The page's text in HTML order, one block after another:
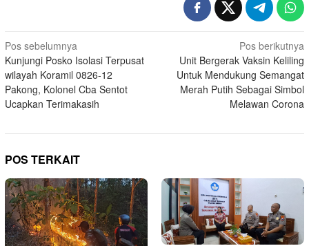
Navigasi
pos
Pos sebelumnya
Kunjungi Posko Isolasi Terpusat
wilayah Koramil 0826-12
Pakong, Kolonel Cba Sentot
Ucapkan Terimakasih
Pos berikutnya
Unit Bergerak Vaksin Keliling
Untuk Mendukung Semangat
Merah Putih Sebagai Simbol
Melawan Corona
POS TERKAIT